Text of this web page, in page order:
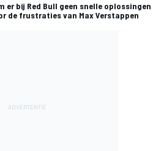
er bij Red Bull geen snelle oplossingen
de frustraties van Max Verstappen